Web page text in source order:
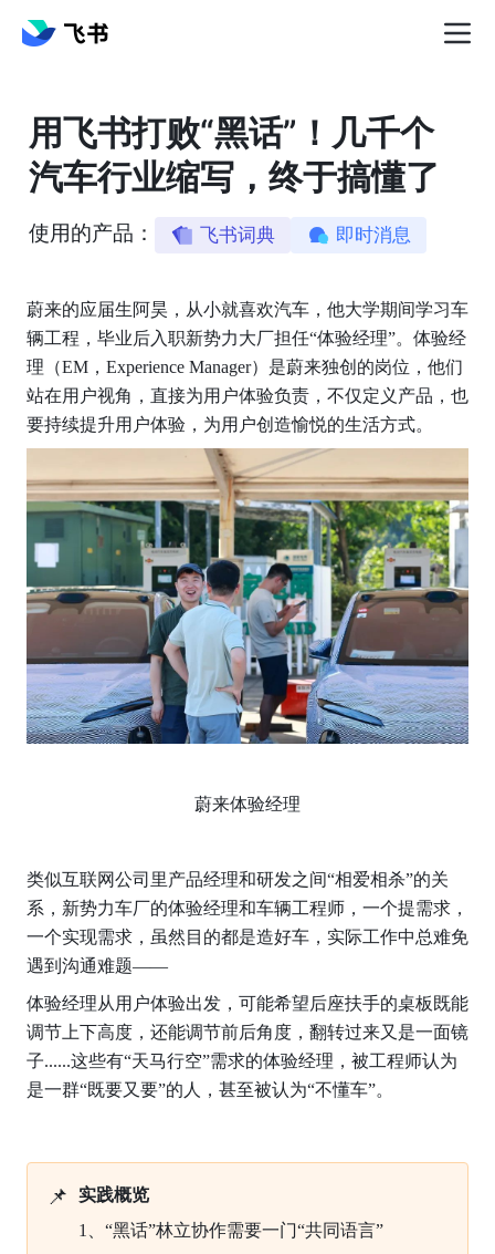
用飞书打败“黑话”！几千个
汽车行业缩写，终于搞懂了
使用的产品： 飞书词典 即时消息
蔚来的应届生阿昊，从小就喜欢汽车，他大学期间学习车
辆工程，毕业后入职新势力大厂担任“体验经理”。体验经
理（EM，Experience Manager）是蔚来独创的岗位，他们
站在用户视角，直接为用户体验负责，不仅定义产品，也
要持续提升用户体验，为用户创造愉悦的生活方式。
蔚来体验经理
类似互联网公司里产品经理和研发之间“相爱相杀”的关
系，新势力车厂的体验经理和车辆工程师，一个提需求，
一个实现需求，虽然目的都是造好车，实际工作中总难免
遇到沟通难题——
体验经理从用户体验出发，可能希望后座扶手的桌板既能
调节上下高度，还能调节前后角度，翻转过来又是一面镜
子......这些有“天马行空”需求的体验经理，被工程师认为
是一群“既要又要”的人，甚至被认为“不懂车”。
📌
实践概览
1、“黑话”林立协作需要一门“共同语言”